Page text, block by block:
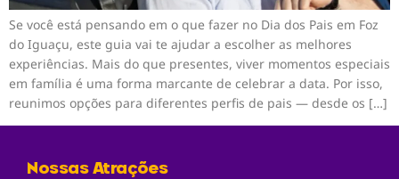
Se você está pensando em o que fazer no Dia dos Pais em Foz
do Iguaçu, este guia vai te ajudar a escolher as melhores
experiências. Mais do que presentes, viver momentos especiais
em família é uma forma marcante de celebrar a data. Por isso,
reunimos opções para diferentes perfis de pais — desde os […]
Nossas Atrações